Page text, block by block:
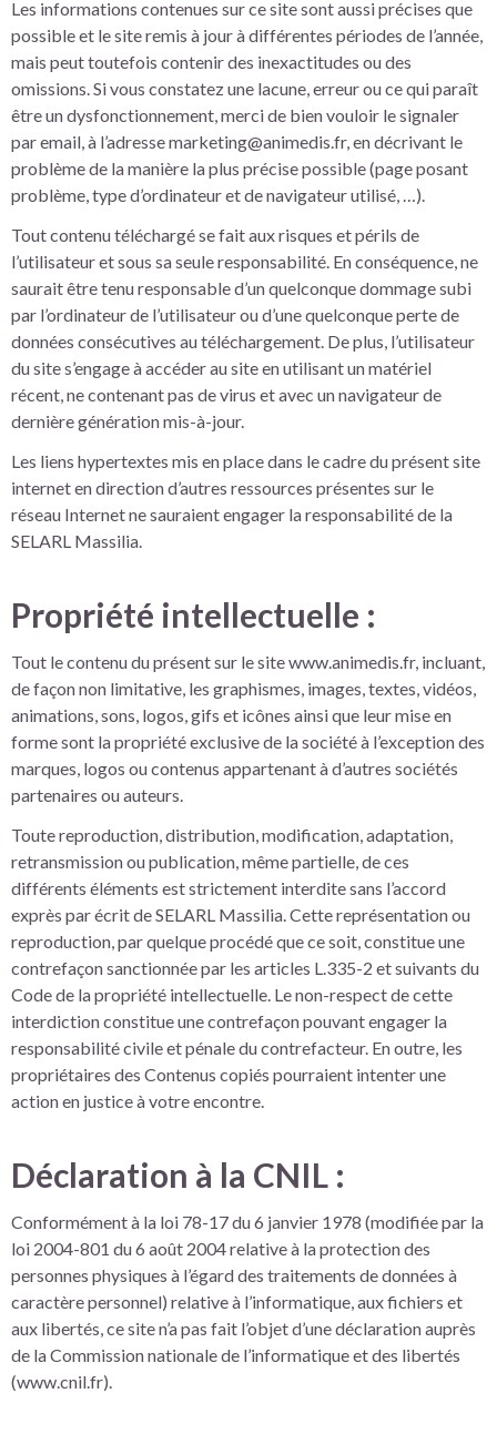
Les informations contenues sur ce site sont aussi précises que
possible et le site remis à jour à différentes périodes de l’année,
mais peut toutefois contenir des inexactitudes ou des
omissions. Si vous constatez une lacune, erreur ou ce qui paraît
être un dysfonctionnement, merci de bien vouloir le signaler
par email, à l’adresse marketing@animedis.fr, en décrivant le
problème de la manière la plus précise possible (page posant
problème, type d’ordinateur et de navigateur utilisé, …).
Tout contenu téléchargé se fait aux risques et périls de
l’utilisateur et sous sa seule responsabilité. En conséquence, ne
saurait être tenu responsable d’un quelconque dommage subi
par l’ordinateur de l’utilisateur ou d’une quelconque perte de
données consécutives au téléchargement. De plus, l’utilisateur
du site s’engage à accéder au site en utilisant un matériel
récent, ne contenant pas de virus et avec un navigateur de
dernière génération mis-à-jour.
Les liens hypertextes mis en place dans le cadre du présent site
internet en direction d’autres ressources présentes sur le
réseau Internet ne sauraient engager la responsabilité de la
SELARL Massilia.
Propriété intellectuelle :
Tout le contenu du présent sur le site www.animedis.fr, incluant,
de façon non limitative, les graphismes, images, textes, vidéos,
animations, sons, logos, gifs et icônes ainsi que leur mise en
forme sont la propriété exclusive de la société à l’exception des
marques, logos ou contenus appartenant à d’autres sociétés
partenaires ou auteurs.
Toute reproduction, distribution, modification, adaptation,
retransmission ou publication, même partielle, de ces
différents éléments est strictement interdite sans l’accord
exprès par écrit de SELARL Massilia. Cette représentation ou
reproduction, par quelque procédé que ce soit, constitue une
contrefaçon sanctionnée par les articles L.335-2 et suivants du
Code de la propriété intellectuelle. Le non-respect de cette
interdiction constitue une contrefaçon pouvant engager la
responsabilité civile et pénale du contrefacteur. En outre, les
propriétaires des Contenus copiés pourraient intenter une
action en justice à votre encontre.
Déclaration à la CNIL :
Conformément à la loi 78-17 du 6 janvier 1978 (modifiée par la
loi 2004-801 du 6 août 2004 relative à la protection des
personnes physiques à l’égard des traitements de données à
caractère personnel) relative à l’informatique, aux fichiers et
aux libertés, ce site n’a pas fait l’objet d’une déclaration auprès
de la Commission nationale de l’informatique et des libertés
(www.cnil.fr).